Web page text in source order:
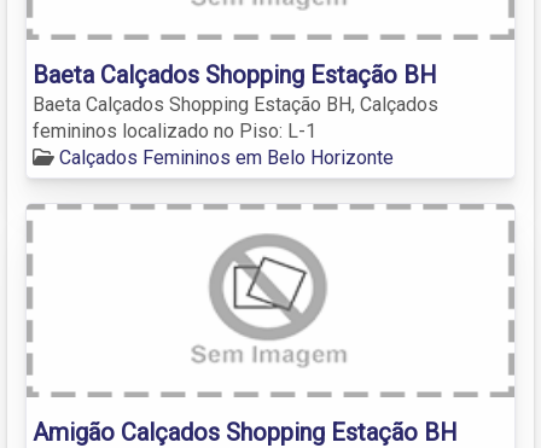
Baeta Calçados Shopping Estação BH
Baeta Calçados Shopping Estação BH, Calçados
femininos localizado no Piso: L-1
Calçados Femininos em Belo Horizonte
Amigão Calçados Shopping Estação BH